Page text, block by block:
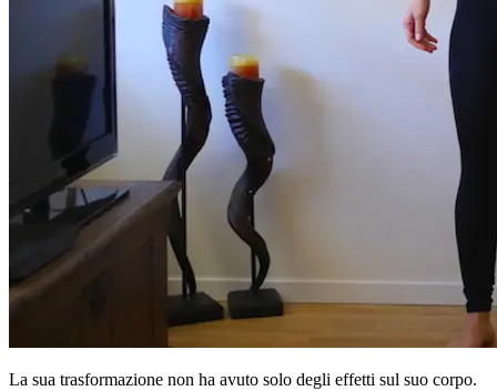
La sua trasformazione non ha avuto solo degli effetti sul suo corpo.